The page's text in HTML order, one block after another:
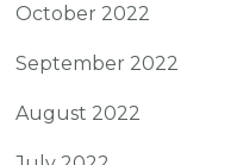
October 2022
September 2022
August 2022